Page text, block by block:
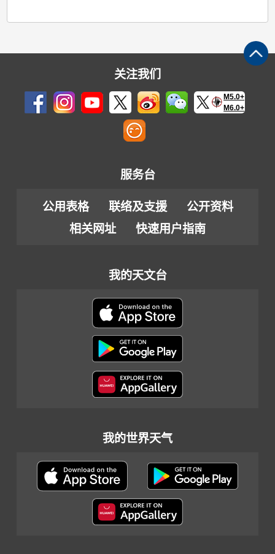
关注我们
M5.0+
M6.0+
服务台
公用表格 联络及支援
公开资料
相关网址
快速用户指南
我的天文台
我的世界天气